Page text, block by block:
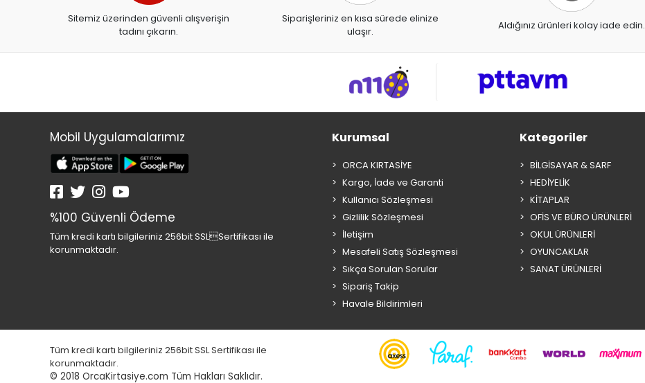
Sitemiz üzerinden güvenli alışverişin
tadını çıkarın.
Siparişleriniz en kısa sürede elinize
ulaşır.
Aldığınız ürünleri kolay iade edin.
Mobil Uygulamalarımız
%100 Güvenli Ödeme
Tüm kredi kartı bilgileriniz 256bit SSLSertifikası ile
korunmaktadır.
Kurumsal
ORCA KIRTASİYE
Kargo, İade ve Garanti
Kullanıcı Sözleşmesi
Gizlilik Sözleşmesi
İletişim
Mesafeli Satış Sözleşmesi
Sıkça Sorulan Sorular
Sipariş Takip
Havale Bildirimleri
Kategoriler
BİLGİSAYAR & SARF
HEDİYELİK
KİTAPLAR
OFİS VE BÜRO ÜRÜNLERİ
OKUL ÜRÜNLERİ
OYUNCAKLAR
SANAT ÜRÜNLERİ
Tüm kredi kartı bilgileriniz 256bit SSL Sertifikası ile
korunmaktadır.
© 2018 OrcaKirtasiye.com Tüm Hakları Saklıdır.